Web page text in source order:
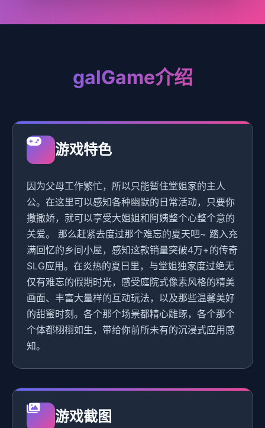
galGame介绍
游戏特色
因为父母工作繁忙，所以只能暂住堂姐家的主人
公。在这里可以感知各种幽默的日常活动，只要你
撒撒娇，就可以享受大姐姐和阿姨整个心整个意的
关爱。 那么赶紧去度过那个难忘的夏天吧~ 踏入充
满回忆的乡间小屋，感知这款销量突破4万+的传奇
SLG应用。在炎热的夏日里，与堂姐独家度过绝无
仅有难忘的假期时光，感受庭院式像素风格的精美
画面、丰富大量样的互动玩法，以及那些温馨美好
的甜蜜时刻。各个那个场景都精心雕琢，各个那个
个体都栩栩如生，带给你前所未有的沉浸式应用感
知。
游戏截图